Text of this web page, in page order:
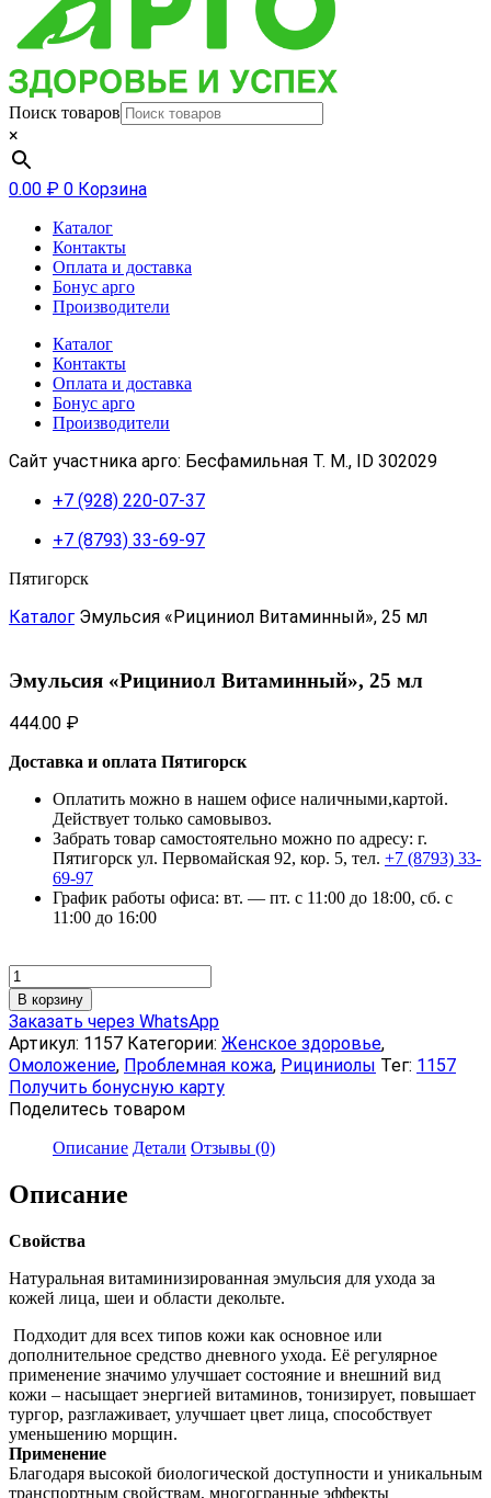
Поиск товаров
×
0.00 ₽ 0 Корзина
Каталог
Контакты
Оплата и доставка
Бонус арго
Производители
Каталог
Контакты
Оплата и доставка
Бонус арго
Производители
Сайт участника арго: Бесфамильная Т. М., ID 302029
+7 (928) 220-07-37
+7 (8793) 33-69-97
Пятигорск
Каталог Эмульсия «Рициниол Витаминный», 25 мл
Эмульсия «Рициниол Витаминный», 25 мл
444.00 ₽
Доставка и оплата Пятигорск
Оплатить можно в нашем офисе наличными,картой.
Действует только самовывоз.
Забрать товар самостоятельно можно по адресу: г.
Пятигорск ул. Первомайская 92, кор. 5, тел. +7 (8793) 33-
69-97
График работы офиса: вт. — пт. с 11:00 до 18:00, сб. с
11:00 до 16:00
Количество
товара
Эмульсия
«Рициниол
Витаминный»,
25
мл
В корзину
Заказать через WhatsApp
Артикул: 1157 Категории: Женское здоровье,
Омоложение, Проблемная кожа, Рициниолы Тег: 1157
Получить бонусную карту
Поделитесь товаром
Описание Детали Отзывы (0)
Описание
Свойства
Натуральная витаминизированная эмульсия для ухода за
кожей лица, шеи и области декольте.
Подходит для всех типов кожи как основное или
дополнительное средство дневного ухода. Её регулярное
применение значимо улучшает состояние и внешний вид
кожи – насыщает энергией витаминов, тонизирует, повышает
тургор, разглаживает, улучшает цвет лица, способствует
уменьшению морщин.
Применение
Благодаря высокой биологической доступности и уникальным
транспортным свойствам, многогранные эффекты